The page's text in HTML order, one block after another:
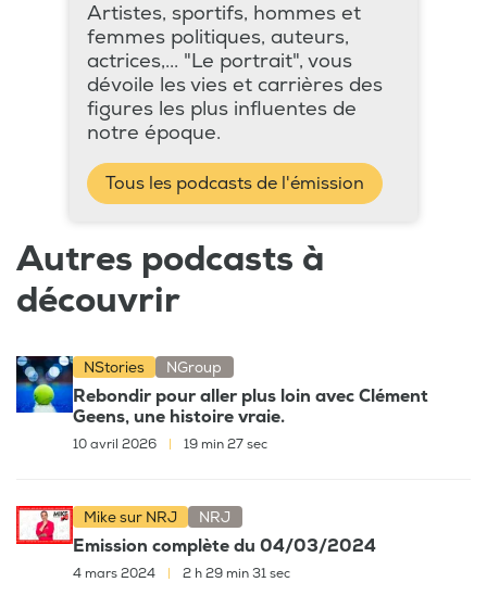
Artistes, sportifs, hommes et
femmes politiques, auteurs,
actrices,... "Le portrait", vous
dévoile les vies et carrières des
figures les plus influentes de
notre époque.
Tous les podcasts de l'émission
Autres podcasts à
découvrir
NStories NGroup
Rebondir pour aller plus loin avec Clément
Geens, une histoire vraie.
10 avril 2026 19 min 27 sec
Mike sur NRJ NRJ
Emission complète du 04/03/2024
4 mars 2024 2 h 29 min 31 sec